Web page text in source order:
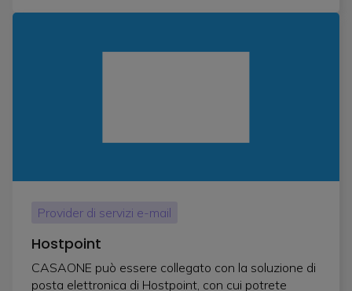
Provider di servizi e-mail
Hostpoint
CASAONE può essere collegato con la soluzione di
posta elettronica di Hostpoint, con cui potrete